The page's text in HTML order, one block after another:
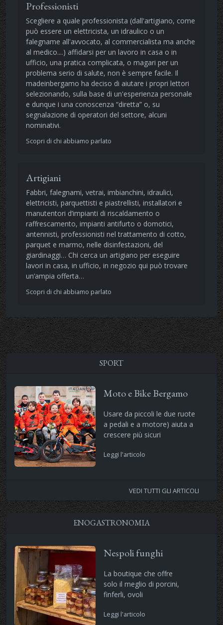
Professionisti
Scegliere a quale professionista (dall'artigiano, come
può essere un elettricista, un idraulico o un
falegname all'avvocato, al commercialista ma anche
al medico....) affidarsi per un lavoro in casa o in
ufficio, una pratica complicata, o magari per un
problema serio di salute, non è sempre facile. Il
madeinbergamo ha deciso di aiutare i propri lettori
selezionando, sulla base di un'esperienza personale
e dunque i una conoscenza “diretta” o, su
segnalazione di operatori del settore, alcuni
nominativi.
Scopri di chi abbiamo parlato
Artigiani
Fabbri, falegnami, vetrai, imbianchini, idraulici,
elettricisti, parquettisti e piastrellisti, installatori e
manutentori d’impianti di riscaldamento o
raffrescamento, impianti antifurto o domotici,
antennisti, professionisti nel trattamento di cotto,
parquet e marmo, nelle disinfestazioni, del
giardinaggi… Chi cerca un artigiano per eseguire
lavori in casa, in ufficio, in negozio qui può trovare
un’ampia offerta…
Scopri di chi abbiamo parlato
SPORT
Moto e Bike Bergamo
Usare da piccoli le due ruote
a pedali e a motore) aiuta a
crescere più sicuri
Leggi l'articolo
VEDI TUTTI GLI ARTICOLI
ENOGASTRONOMIA
Nespoli funghi
La boutique che offre
solo il meglio di porcini,
finferli, ovoli
Leggi l'articolo